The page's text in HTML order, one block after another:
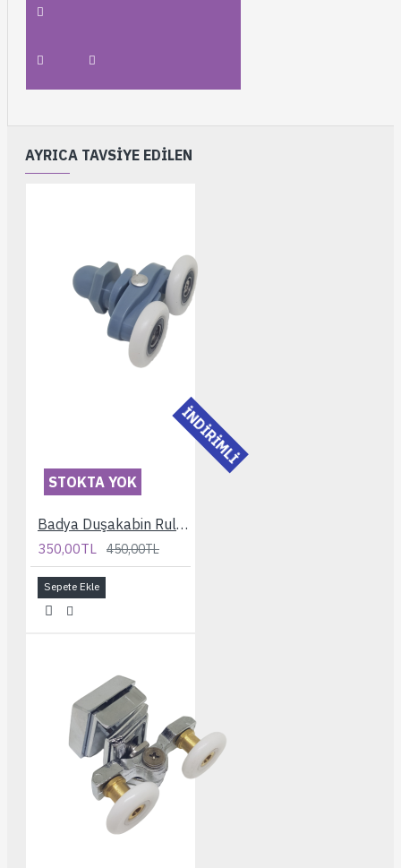
AYRICA TAVSIYE EDILEN
İNDİRİMLİ
STOKTA YOK
Badya Duşakabin Rulmanı
350,00TL 450,00TL
Sepete Ekle